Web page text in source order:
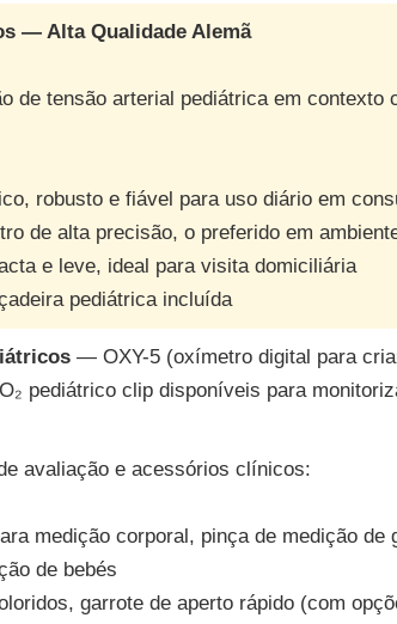
— Alta Qualidade Alemã
de tensão arterial pediátrica em contexto
robusto e fiável para uso diário em
de alta precisão, o preferido em
e leve, ideal para visita domiciliária
pediátrica incluída
— OXY-5 (oxímetro digital para
pediátrico clip disponíveis para
avaliação e acessórios clínicos:
medição corporal, pinça de medição de
de bebés
garrote de aperto rápido (com